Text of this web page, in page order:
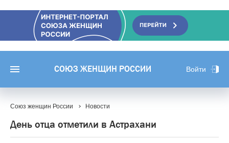
СОЮЗ ЖЕНЩИН РОССИИ Войти
Союз женщин России Новости
День отца отметили в Астрахани